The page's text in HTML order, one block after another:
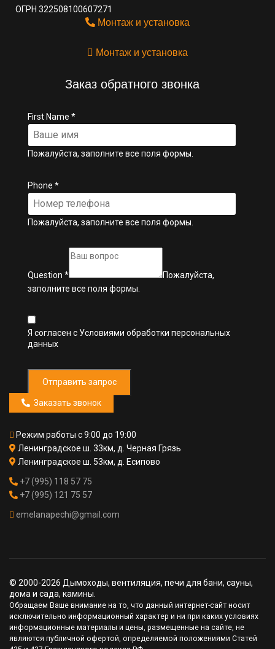
ОГРН 322508100607271
Монтаж и установка
Монтаж и установка
Заказ обратного звонка
First Name *
Пожалуйста, заполните все поля формы.
Phone *
Пожалуйста, заполните все поля формы.
Question *
Пожалуйста,
заполните все поля формы.
Я согласен с Условиями обработки персональных
данных
Отправить запрос
Заказать звонок
Режим работы с 9:00 до 19:00
Ленинградское ш. 33км, д. Черная Грязь
Ленинградское ш. 53км, д. Есипово
+7 (995) 118 57 75
+7 (995) 121 75 57
emelanapechi@gmail.com
© 2000-2026 Дымоходы, вентиляция, печи для бани, сауны,
дома и сада, камины.
Обращаем Ваше внимание на то, что данный интернет-сайт носит
исключительно информационный характер и ни при каких условиях
информационные материалы и цены, размещенные на сайте, не
являются публичной офертой, определяемой положениями Статей